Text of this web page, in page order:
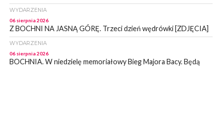
WYDARZENIA
06 sierpnia 2026
Z BOCHNI NA JASNĄ GÓRĘ. Trzeci dzień wędrówki [ZDJĘCIA]
WYDARZENIA
06 sierpnia 2026
BOCHNIA. W niedzielę memoriałowy Bieg Majora Bacy. Będą